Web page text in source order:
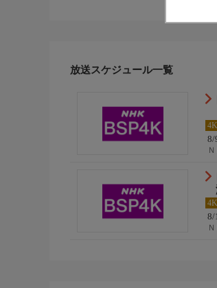
放送スケジュール一覧
4K
8/
4K
8/